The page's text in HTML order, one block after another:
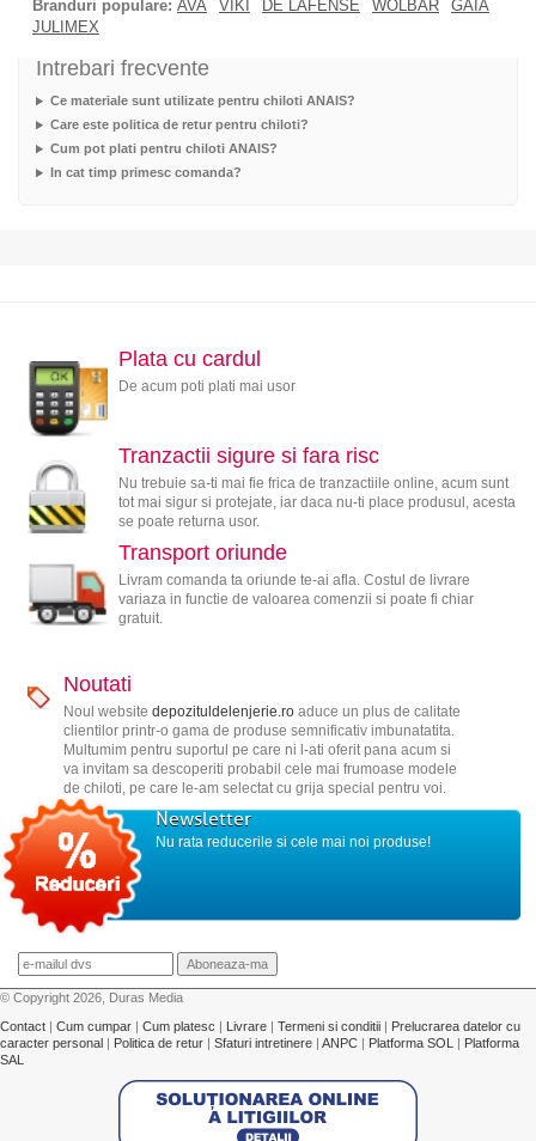
Branduri populare: AVA VIKI DE LAFENSE WOLBAR
GAIA
JULIMEX
Intrebari frecvente
Ce materiale sunt utilizate pentru chiloti ANAIS?
Care este politica de retur pentru chiloti?
Cum pot plati pentru chiloti ANAIS?
In cat timp primesc comanda?
Plata cu cardul
De acum poti plati mai usor
Tranzactii sigure si fara risc
Nu trebuie sa-ti mai fie frica de tranzactiile online, acum sunt
tot mai sigur si protejate, iar daca nu-ti place produsul, acesta
se poate returna usor.
Transport oriunde
Livram comanda ta oriunde te-ai afla. Costul de livrare
variaza in functie de valoarea comenzii si poate fi chiar
gratuit.
Noutati
Noul website depozituldelenjerie.roaduce un plus de calitate
clientilor printr-o gama de produse semnificativ imbunatatita.
Multumim pentru suportul pe care ni l-ati oferit pana acum si
va invitam sa descoperiti probabil cele mai frumoase modele
de chiloti, pe care le-am selectat cu grija special pentru voi.
Newsletter
Nu rata reducerile si cele mai noi produse!
© Copyright 2026, Duras Media
Contact | Cum cumpar | Cum platesc | Livrare | Termeni si conditii | Prelucrarea datelor cu
caracter personal | Politica de retur | Sfaturi intretinere | ANPC | Platforma SOL | Platforma
SAL